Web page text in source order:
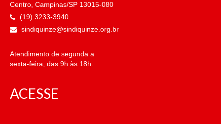
Centro, Campinas/SP 13015-080
(19) 3233-3940
sindiquinze@sindiquinze.org.br
Atendimento de segunda a
sexta-feira, das 9h às 18h.
ACESSE